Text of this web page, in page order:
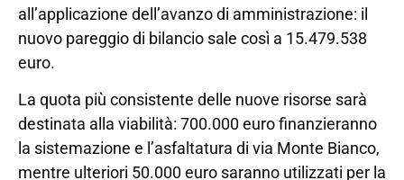
all’applicazione dell’avanzo di amministrazione: il
nuovo pareggio di bilancio sale così a 15.479.538
euro.
La quota più consistente delle nuove risorse sarà
destinata alla viabilità: 700.000 euro finanzieranno
la sistemazione e l’asfaltatura di via Monte Bianco,
mentre ulteriori 50.000 euro saranno utilizzati per la